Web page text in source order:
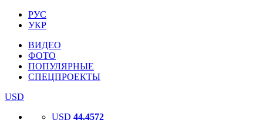
РУС
УКР
ВИДЕО
ФОТО
ПОПУЛЯРНЫЕ
СПЕЦПРОЕКТЫ
USD
USD 44.4572